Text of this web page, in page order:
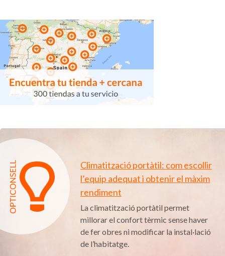
Climatització portàtil: com escollir
l’equip adequat i obtenir el màxim
rendiment
La climatització portàtil permet
millorar el confort tèrmic sense haver
de fer obres ni modificar la instal·lació
de l’habitatge.